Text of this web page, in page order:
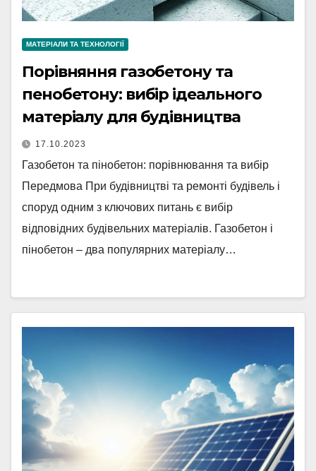
МАТЕРІАЛИ ТА ТЕХНОЛОГІЇ
Порівняння газобетону та
пенобетону: вибір ідеального
матеріалу для будівництва
17.10.2023
Газобетон та пінобетон: порівнювання та вибір
Передмова При будівництві та ремонті будівель і
споруд одним з ключових питань є вибір
відповідних будівельних матеріалів. Газобетон і
пінобетон – два популярних матеріалу…